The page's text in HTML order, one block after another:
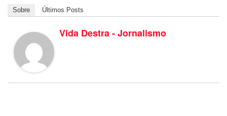
Sobre Últimos Posts
Vida Destra - Jornalismo